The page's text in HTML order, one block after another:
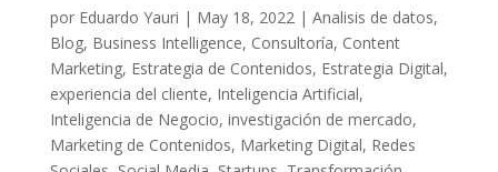
por Eduardo Yauri | May 18, 2022| Analisis de datos,
Blog, Business Intelligence, Consultoría, Content
Marketing, Estrategia de Contenidos, Estrategia Digital,
experiencia del cliente, Inteligencia Artificial,
Inteligencia de Negocio, investigación de mercado,
Marketing de Contenidos, Marketing Digital, Redes